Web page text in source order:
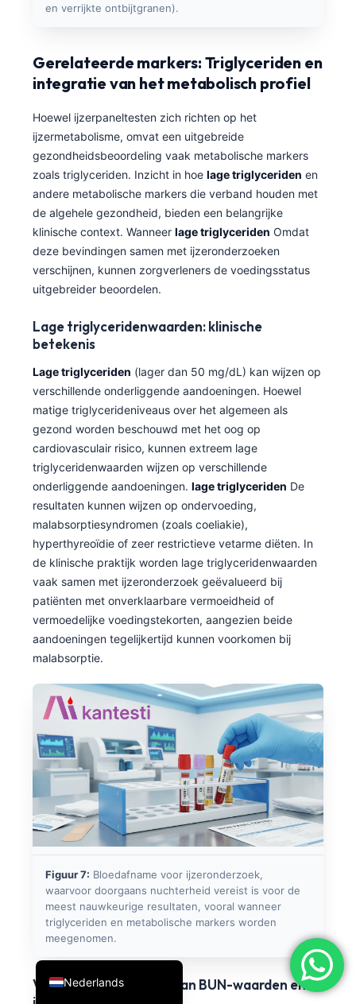
en verrijkte ontbijtgranen).
Gerelateerde markers: Triglyceriden en
integratie van het metabolisch profiel
Hoewel ijzerpaneltesten zich richten op het
ijzermetabolisme, omvat een uitgebreide
gezondheidsbeoordeling vaak metabolische markers
zoals triglyceriden. Inzicht in hoe lage triglyceriden en
andere metabolische markers die verband houden met
de algehele gezondheid, bieden een belangrijke
klinische context. Wanneer lage triglyceriden Omdat
deze bevindingen samen met ijzeronderzoeken
verschijnen, kunnen zorgverleners de voedingsstatus
uitgebreider beoordelen.
Lage triglyceridenwaarden: klinische
betekenis
Lage triglyceriden (lager dan 50 mg/dL) kan wijzen op
verschillende onderliggende aandoeningen. Hoewel
matige triglycerideniveaus over het algemeen als
gezond worden beschouwd met het oog op
cardiovasculair risico, kunnen extreem lage
triglyceridenwaarden wijzen op verschillende
onderliggende aandoeningen. lage triglyceriden De
resultaten kunnen wijzen op ondervoeding,
malabsorptiesyndromen (zoals coeliakie),
hyperthyreoïdie of zeer restrictieve vetarme diëten. In
de klinische praktijk worden lage triglyceridenwaarden
vaak samen met ijzeronderzoek geëvalueerd bij
patiënten met onverklaarbare vermoeidheid of
vermoedelijke voedingstekorten, aangezien beide
aandoeningen tegelijkertijd kunnen voorkomen bij
malabsorptie.
Figuur 7: Bloedafname voor ijzeronderzoek,
waarvoor doorgaans nuchterheid vereist is voor de
meest nauwkeurige resultaten, vooral wanneer
triglyceriden en metabolische markers worden
meegenomen.
Verband tussen daling van BUN-waarden en
Nederlands
Deutsch
العربية
Français
עִבְרִית
Italiano
Español
Português
Ελληνικά
Türkçe
Română
简体中文
فارسی
Български
Dansk
हिन्दी
Bahasa Indonesia
Հայերեն
Íslenska
Српски језик
Svenska
Bosanski
Azərbaycan dili
Eesti
日本語
ქართული
Русский
Lietuvių kalba
Polski
한국어
Slovenščina
Magyar
Shqip
বাংলা
मराठी